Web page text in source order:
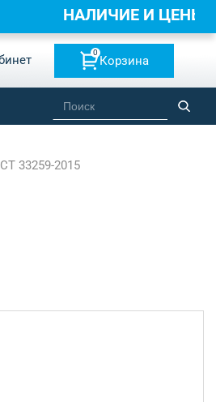
0
Корзина
33259-2015
НАЛИЧИЕ И